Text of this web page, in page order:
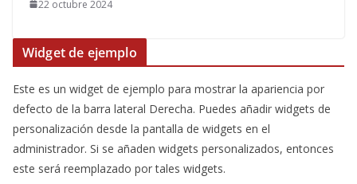
22 octubre 2024
Widget de ejemplo
Este es un widget de ejemplo para mostrar la apariencia por
defecto de la barra lateral Derecha. Puedes añadir widgets de
personalización desde la pantalla de widgets en el
administrador. Si se añaden widgets personalizados, entonces
este será reemplazado por tales widgets.